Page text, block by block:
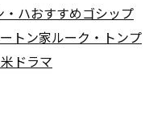
・ハおすすめゴシップ
トン家ルーク・トンプ
米ドラマ